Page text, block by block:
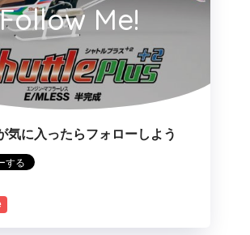
Me!
気に入ったらフォローしよう